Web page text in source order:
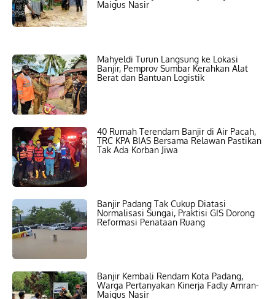
Maigus Nasir
Mahyeldi Turun Langsung ke Lokasi
Banjir, Pemprov Sumbar Kerahkan Alat
Berat dan Bantuan Logistik
40 Rumah Terendam Banjir di Air Pacah,
TRC KPA BIAS Bersama Relawan Pastikan
Tak Ada Korban Jiwa
Banjir Padang Tak Cukup Diatasi
Normalisasi Sungai, Praktisi GIS Dorong
Reformasi Penataan Ruang
Banjir Kembali Rendam Kota Padang,
Warga Pertanyakan Kinerja Fadly Amran-
Maigus Nasir